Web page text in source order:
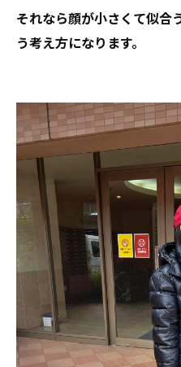
それなら顔が小さくて似合
う考え方になります。